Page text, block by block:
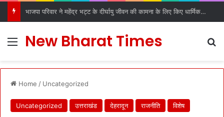
भाजपा परिवार ने महेंद्र भट्ट के दीर्घायु जीवन की कामना के लिए किए धार्मिक अनुष्ठान
Menu
New Bharat Times
Home / Uncategorized
Uncategorized उत्तराखंड देहरादून राजनीति विशेष